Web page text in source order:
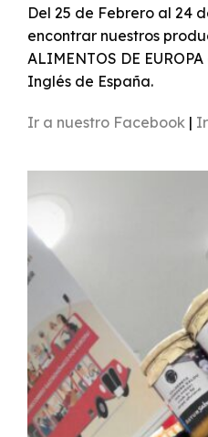
Del 25 de Febrero al 24
encontrar nuestros
ALIMENTOS DE
Inglés de España.
Ir a nuestro Facebook |